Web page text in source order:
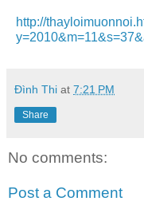
http://
Đình Thi at 7:21 PM
Share
No comments:
Post a Comment